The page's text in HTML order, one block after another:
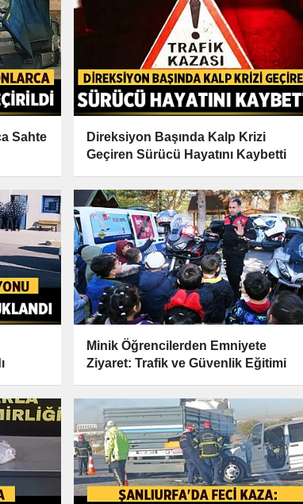
Sahte
Direksiyon Başında Kalp Krizi
Geçiren Sürücü Hayatını Kaybetti
Minik Öğrencilerden Emniyete
Ziyaret: Trafik ve Güvenlik Eğitimi